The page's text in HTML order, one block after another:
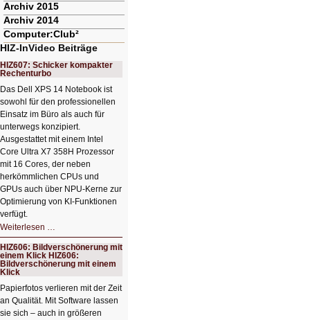
Archiv 2015
Archiv 2014
Computer:Club²
HIZ-InVideo Beiträge
HIZ607: Schicker kompakter
Rechenturbo
Das Dell XPS 14 Notebook ist
sowohl für den professionellen
Einsatz im Büro als auch für
unterwegs konzipiert.
Ausgestattet mit einem Intel
Core Ultra X7 358H Prozessor
mit 16 Cores, der neben
herkömmlichen CPUs und
GPUs auch über NPU-Kerne zur
Optimierung von KI-Funktionen
verfügt.
Weiterlesen …
Schicker
kompakter
Rechenturbo
HIZ606: Bildverschönerung mit
einem Klick HIZ606:
Bildverschönerung mit einem
Klick
Papierfotos verlieren mit der Zeit
an Qualität. Mit Software lassen
sie sich – auch in größeren